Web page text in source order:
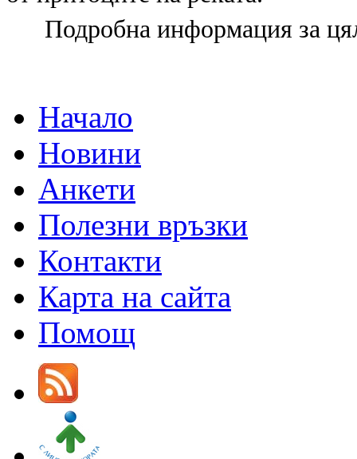
Подробна информация за
Начало
Новини
Анкети
Полезни връзки
Контакти
Карта на сайта
Помощ